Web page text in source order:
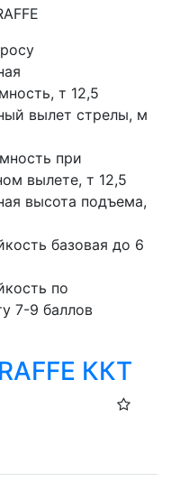
т 12,5
вылет стрелы, м
при
вылете, т 12,5
высота подъема,
базовая до 6
по
7-9 баллов
ККТ